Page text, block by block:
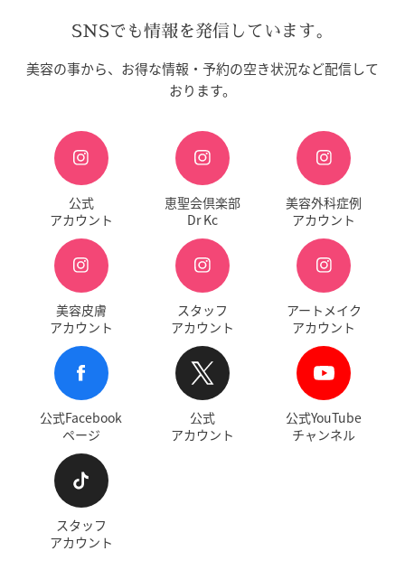
SNSでも情報を発信しています。
美容の事から、お得な情報・予約の空き状況など配信して
おります。
公式
アカウント
恵聖会倶楽部
Dr Kc
美容外科症例
アカウント
美容皮膚
アカウント
スタッフ
アカウント
アートメイク
アカウント
公式Facebook
ページ
公式
アカウント
公式YouTube
チャンネル
スタッフ
アカウント